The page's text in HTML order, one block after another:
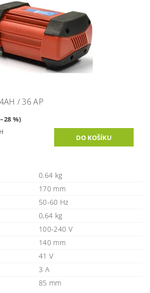
/ 36 AP
%)
0.64 kg
170 mm
50-60 Hz
0,64 kg
100-240 V
140 mm
41 V
3 A
85 mm